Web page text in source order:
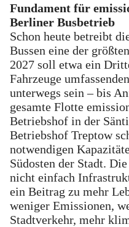
Fundament für
Berliner Busbetrieb
Schon heute betreibt
Bussen eine der
2027 soll etwa ein
Fahrzeuge
unterwegs sein – bis
gesamte Flotte
Betriebshof in der
Betriebshof Treptow
notwendigen
Südosten der Stadt.
nicht einfach
ein Beitrag zu mehr
weniger Emissionen,
Stadtverkehr, mehr